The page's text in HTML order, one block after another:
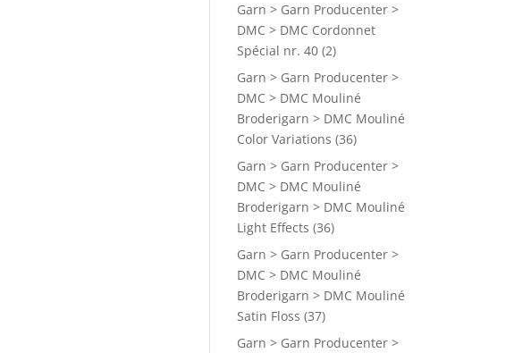
Garn > Garn Producenter >
DMC > DMC Cordonnet
Spécial nr. 40 (2)
Garn > Garn Producenter >
DMC > DMC Mouliné
Broderigarn > DMC Mouliné
Color Variations (36)
Garn > Garn Producenter >
DMC > DMC Mouliné
Broderigarn > DMC Mouliné
Light Effects (36)
Garn > Garn Producenter >
DMC > DMC Mouliné
Broderigarn > DMC Mouliné
Satin Floss (37)
Garn > Garn Producenter >